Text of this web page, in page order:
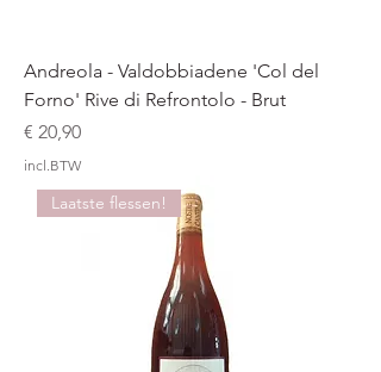
Andreola - Valdobbiadene 'Col del
Forno' Rive di Refrontolo - Brut
Prijs
€ 20,90
incl.BTW
Laatste flessen!